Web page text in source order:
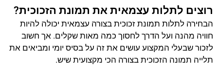
רוצים לתלות עצמאית את תמונת הזכוכית?
הבחירה לתלות תמונת זכוכית בצורה עצמאית יכולה להיות
חוויה מהנה ועל הדרך לחסוך כמה מאות שקלים. אך חשוב
לזכור שבעלי המקצוע עושים את זה על בסיס יומי ומביאים את
תלייה תמונה הזכוכית בצורה הכי מקצועית שיש.